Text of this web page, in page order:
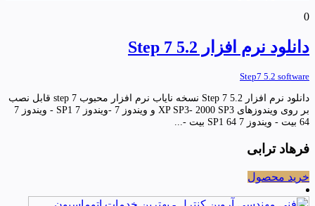
0
دانلود نرم افزار Step 7 5.2
Step7 5.2 software
دانلود نرم افزار Step 7 5.2 نسخه نایاب نرم افزار محبوب step 7 قابل نصب
بر روی ویندوزهای XP SP3- 2000 SP3 و ویندوز 7 -ویندوز 7 SP1 - ویندوز 7
64 بیت - ویندوز 7 SP1 64 بیت -...
فرهاد ترابی
خرید محصول